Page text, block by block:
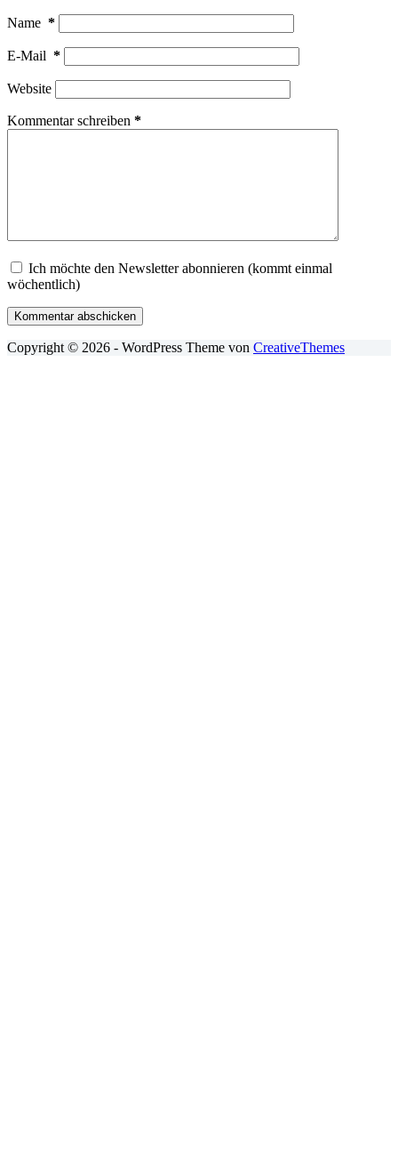
Name *
E-Mail *
Website
Kommentar schreiben *
Ich möchte den Newsletter abonnieren (kommt einmal
wöchentlich)
Kommentar abschicken
Copyright © 2026 - WordPress Theme von CreativeThemes